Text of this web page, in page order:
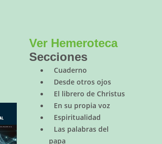
Ver Hemeroteca
Secciones
Cuaderno
Desde otros ojos
El librero de Christus
En su propia voz
Espiritualidad
Las palabras del
papa